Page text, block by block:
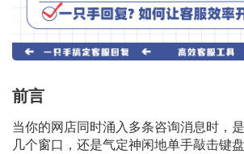
前言
当你的网店同时涌入多条咨询消息时，
几个窗口，还是气定神闲地单手敲击键